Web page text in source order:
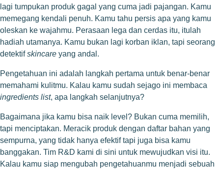
lagi tumpukan produk gagal yang cuma jadi pajangan. Kamu
memegang kendali penuh. Kamu tahu persis apa yang kamu
oleskan ke wajahmu. Perasaan lega dan cerdas itu, itulah
hadiah utamanya. Kamu bukan lagi korban iklan, tapi seorang
detektifskincare yang andal.
Pengetahuan ini adalah langkah pertama untuk benar-benar
memahami kulitmu. Kalau kamu sudah sejago ini membaca
ingredients list, apa langkah selanjutnya?
Bagaimana jika kamu bisa naik level? Bukan cuma memilih,
tapi menciptakan. Meracik produk dengan daftar bahan yang
sempurna, yang tidak hanya efektif tapi juga bisa kamu
banggakan. Tim R&D kami di sini untuk mewujudkan visi itu.
Kalau kamu siap mengubah pengetahuanmu menjadi sebuah